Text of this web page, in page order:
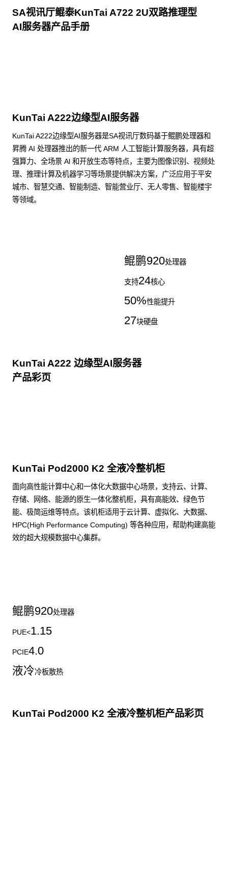
SA视讯厅鲲泰KunTai A722 2U双路推理型
AI服务器产品手册
KunTai A222边缘型AI服务器
KunTai A222边缘型AI服务器是SA视讯厅数码基于鲲鹏处理器和
昇腾 AI 处理器推出的新一代 ARM 人工智能计算服务器，具有超
强算力、全场景 Al 和开放生态等特点，主要为图像识别、视频处
理、推理计算及机器学习等场景提供解决方案，广泛应用于平安
城市、智慧交通、智能制造、智能营业厅、无人零售、智能楼宇
等领域。
鲲鹏920处理器
支持24核心
50%性能提升
27块硬盘
KunTai A222 边缘型AI服务器
产品彩页
KunTai Pod2000 K2 全液冷整机柜
面向高性能计算中心和一体化大数据中心场景，支持云、计算、
存储、网络、能源的原生一体化整机柜，具有高能效、绿色节
能、极简运维等特点。该机柜适用于云计算、虚拟化、大数据、
HPC(High Performance Computing) 等各种应用，帮助构建高能
效的超大规模数据中心集群。
鲲鹏920处理器
PUE<1.15
PCIE4.0
液冷冷板散热
KunTai Pod2000 K2 全液冷整机柜产品彩页